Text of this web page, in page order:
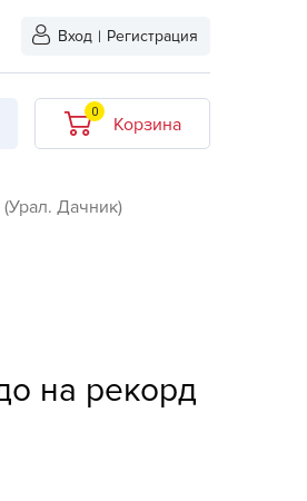
Вход | Регистрация
0
Корзина
товаров
(Урал. Дачник)
на рекорд